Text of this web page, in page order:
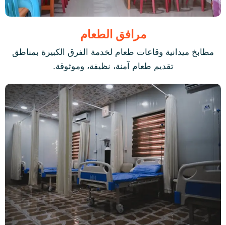
مرافق الطعام
مطابخ ميدانية وقاعات طعام لخدمة الفرق الكبيرة بمناطق
تقديم طعام آمنة، نظيفة، وموثوقة.